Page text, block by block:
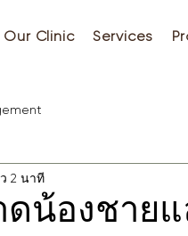
Our Clinic Services
น้องชายแ
2 นาที